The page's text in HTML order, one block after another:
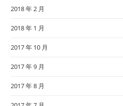
2018 年 2 月
2018 年 1 月
2017 年 10 月
2017 年 9 月
2017 年 8 月